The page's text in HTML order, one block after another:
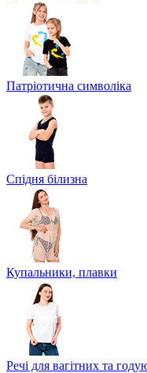
Патріотична символіка
Спідня білизна
Купальники, плавки
Речі для вагітних та